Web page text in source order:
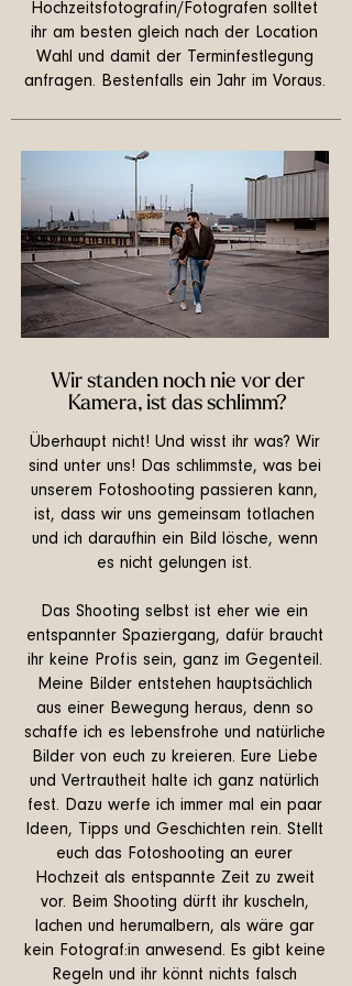
Hochzeitsfotografin/Fotografen solltet
ihr am besten gleich nach der Location
Wahl und damit der Terminfestlegung
anfragen. Bestenfalls ein Jahr im Voraus.
Wir standen noch nie vor der
Kamera, ist das schlimm?
Überhaupt nicht! Und wisst ihr was? Wir
sind unter uns! Das schlimmste, was bei
unserem Fotoshooting passieren kann,
ist, dass wir uns gemeinsam totlachen
und ich daraufhin ein Bild lösche, wenn
es nicht gelungen ist.
Das Shooting selbst ist eher wie ein
entspannter Spaziergang, dafür braucht
ihr keine Profis sein, ganz im Gegenteil.
Meine Bilder entstehen hauptsächlich
aus einer Bewegung heraus, denn so
schaffe ich es lebensfrohe und natürliche
Bilder von euch zu kreieren. Eure Liebe
und Vertrautheit halte ich ganz natürlich
fest. Dazu werfe ich immer mal ein paar
Ideen, Tipps und Geschichten rein. Stellt
euch das Fotoshooting an eurer
Hochzeit als entspannte Zeit zu zweit
vor. Beim Shooting dürft ihr kuscheln,
lachen und herumalbern, als wäre gar
kein Fotograf:in anwesend. Es gibt keine
Regeln und ihr könnt nichts falsch